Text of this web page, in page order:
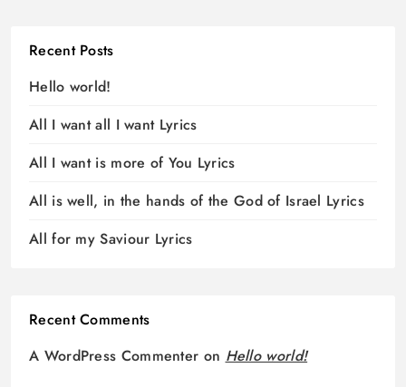
Recent Posts
Hello world!
All I want all I want Lyrics
All I want is more of You Lyrics
All is well, in the hands of the God of Israel Lyrics
All for my Saviour Lyrics
Recent Comments
A WordPress Commenter on Hello world!